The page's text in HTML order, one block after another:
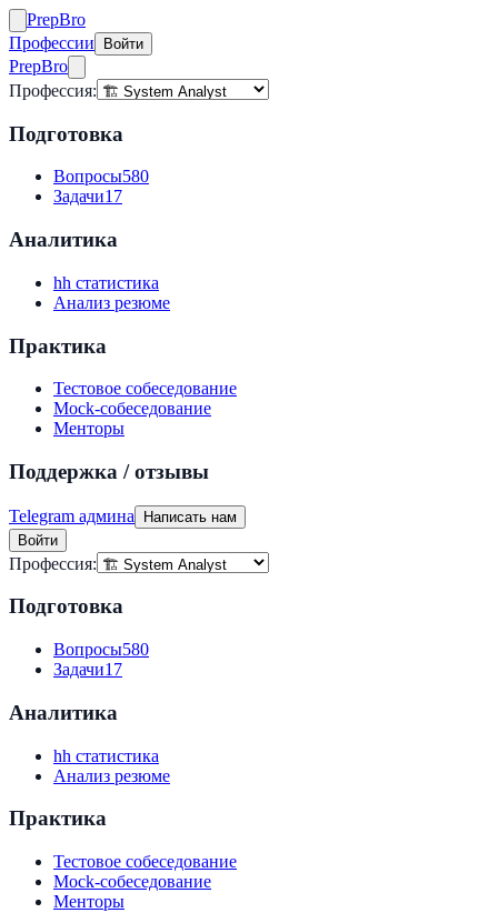
PrepBro
Профессии
Войти
PrepBro
Профессия:
Подготовка
Вопросы580
Задачи17
Аналитика
hh статистика
Анализ резюме
Практика
Тестовое собеседование
Mock-собеседование
Менторы
Поддержка / отзывы
Telegram админа
Написать нам
Войти
Профессия:
Подготовка
Вопросы580
Задачи17
Аналитика
hh статистика
Анализ резюме
Практика
Тестовое собеседование
Mock-собеседование
Менторы